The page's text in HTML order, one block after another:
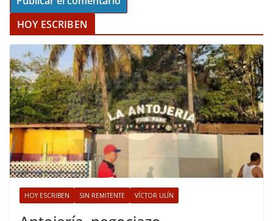
HOY ESCRIBEN
HOY ESCRIBEN SIN REMITENTE VÍCTOR ULÍN